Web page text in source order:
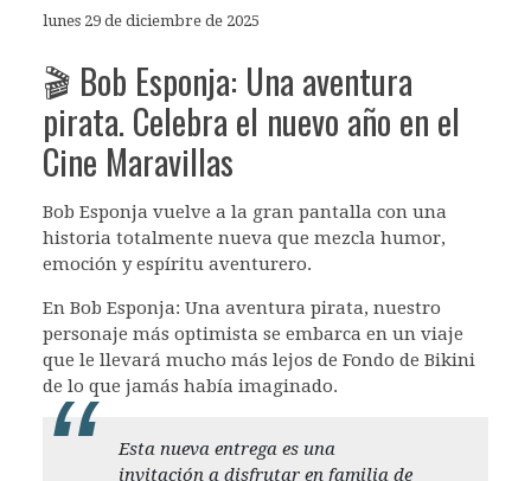
lunes 29 de diciembre de 2025
🎬 Bob Esponja: Una aventura
pirata. Celebra el nuevo año en el
Cine Maravillas
Bob Esponja vuelve a la gran pantalla con una
historia totalmente nueva que mezcla humor,
emoción y espíritu aventurero.
En Bob Esponja: Una aventura pirata, nuestro
personaje más optimista se embarca en un viaje
que le llevará mucho más lejos de Fondo de Bikini
de lo que jamás había imaginado.
Esta nueva entrega es una
invitación a disfrutar en familia de